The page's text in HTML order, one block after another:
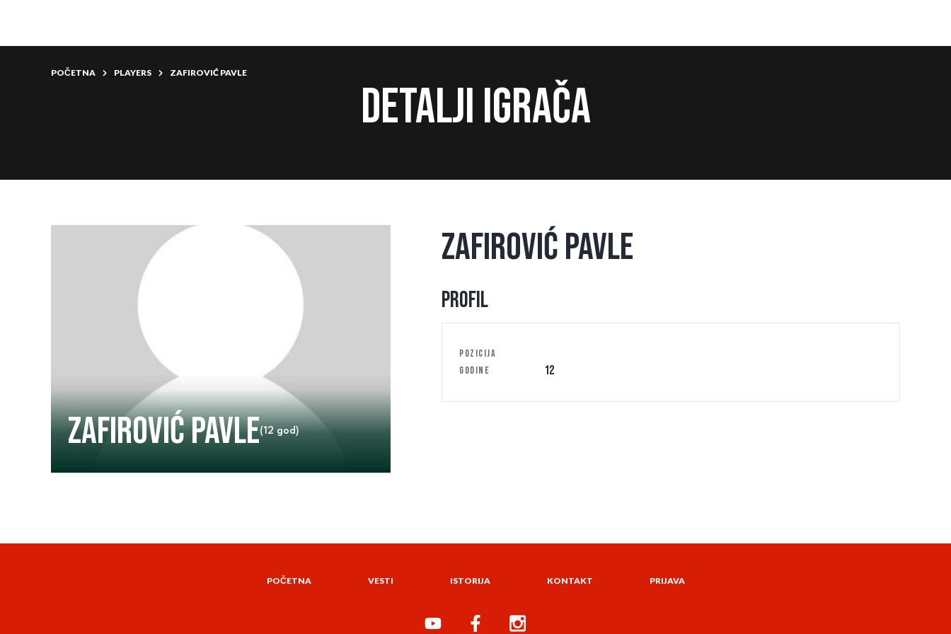
POČETNA PLAYERS ZAFIROVIĆ PAVLE
Detalji igrača
Zafirović Pavle(12 god)
Zafirović Pavle
Profil
POZICIJA
GODINE
12
POČETNA VESTI ISTORIJA KONTAKT PRIJAVA